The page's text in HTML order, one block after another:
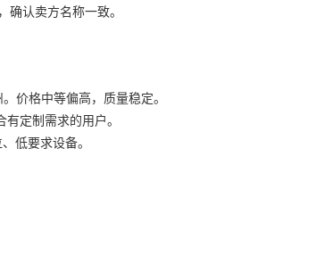
认卖方名称一致。
价格中等偏高，质量稳定。
定制需求的用户。
低要求设备。